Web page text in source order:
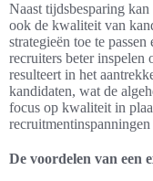
Naast tijdsbesparing
ook de kwaliteit van
strategieën toe te
recruiters beter inspelen
resulteert in het
kandidaten, wat de
focus op kwaliteit in
De voordelen van een